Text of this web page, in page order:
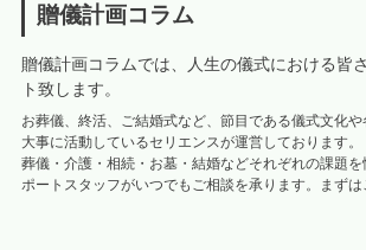
贈儀計画コラム
贈儀計画コラムでは、人生の儀式における皆
ト致します。
お葬儀、終活、ご結婚式など、節目である儀式文化
大事に活動しているセリエンスが運営しております。
葬儀・介護・相続・お墓・結婚などそれぞれの課題
ポートスタッフがいつでもご相談を承ります。まずは